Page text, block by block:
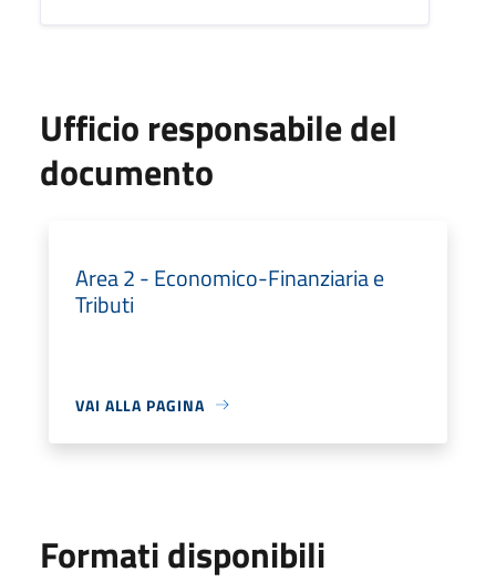
Ufficio responsabile del
documento
Area 2 - Economico-Finanziaria e
Tributi
VAI ALLA PAGINA
Formati disponibili